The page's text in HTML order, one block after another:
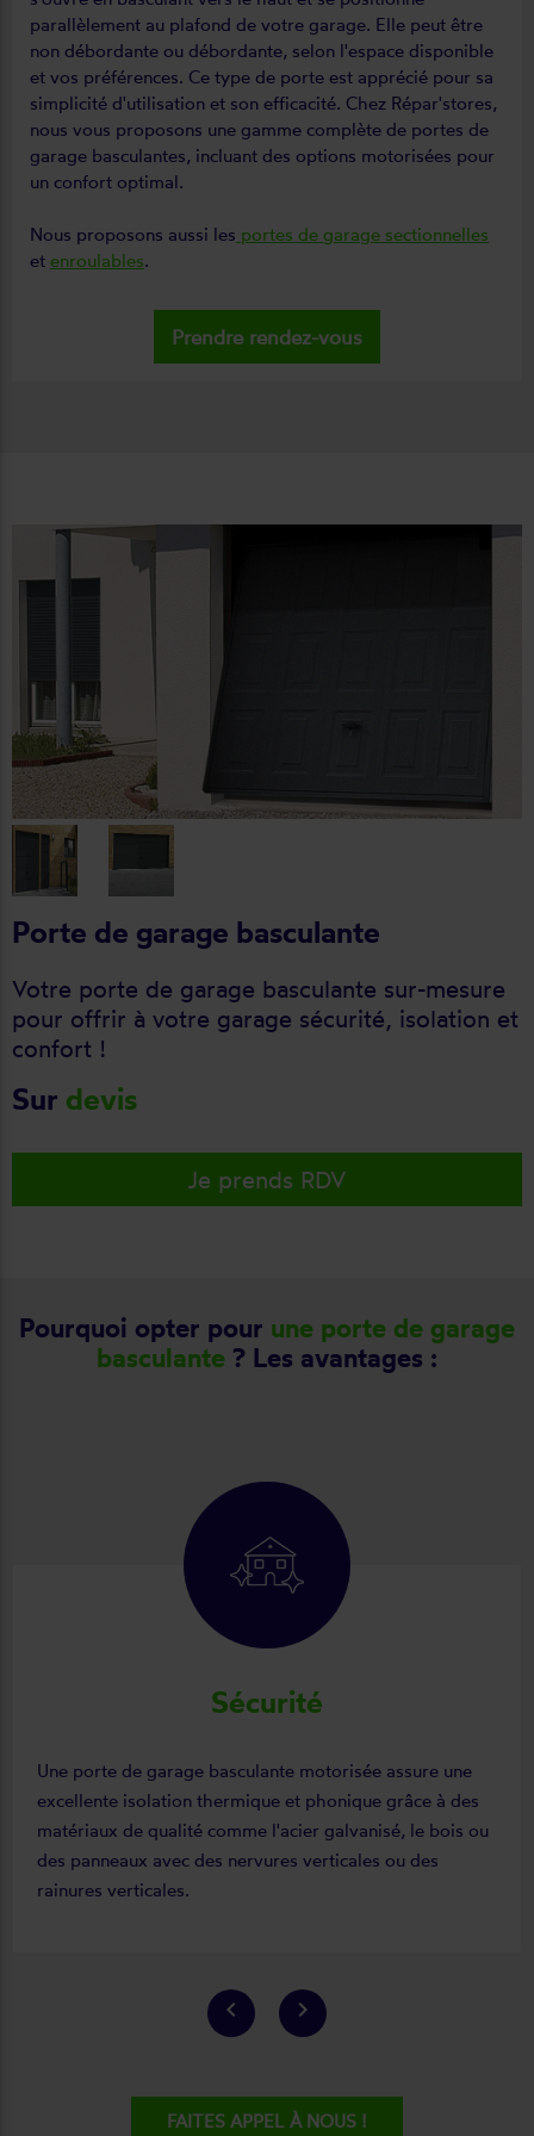
parallèlement au plafond de votre garage. Elle peut être
non débordante ou débordante, selon l'espace disponible
et vos préférences. Ce type de porte est apprécié pour sa
simplicité d'utilisation et son efficacité. Chez Répar'stores,
nous vous proposons une gamme complète de portes de
garage basculantes, incluant des options motorisées pour
un confort optimal.
Nous proposons aussi les portes de garage sectionnelles
et enroulables.
Prendre rendez-vous
Porte de garage basculante
Votre porte de garage basculante sur-mesure
pour offrir à votre garage sécurité, isolation et
confort !
Sur devis
Je prends RDV
Pourquoi opter pour une porte de garage
basculante ? Les avantages :
Sécurité
Une porte de garage basculante motorisée assure une
excellente isolation thermique et phonique grâce à des
matériaux de qualité comme l'acier galvanisé, le bois ou
des panneaux avec des nervures verticales ou des
rainures verticales.
keyboard_arrow_left keyboard_arrow_right
FAITES APPEL À NOUS !